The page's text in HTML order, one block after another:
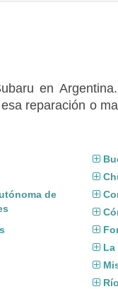
en
reparación o
de
La